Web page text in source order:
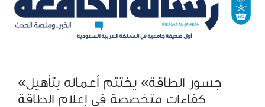
«جسور الطاقة» يختتم أعماله بتأهيل
كفاءات متخصصة في إعلام الطاقة